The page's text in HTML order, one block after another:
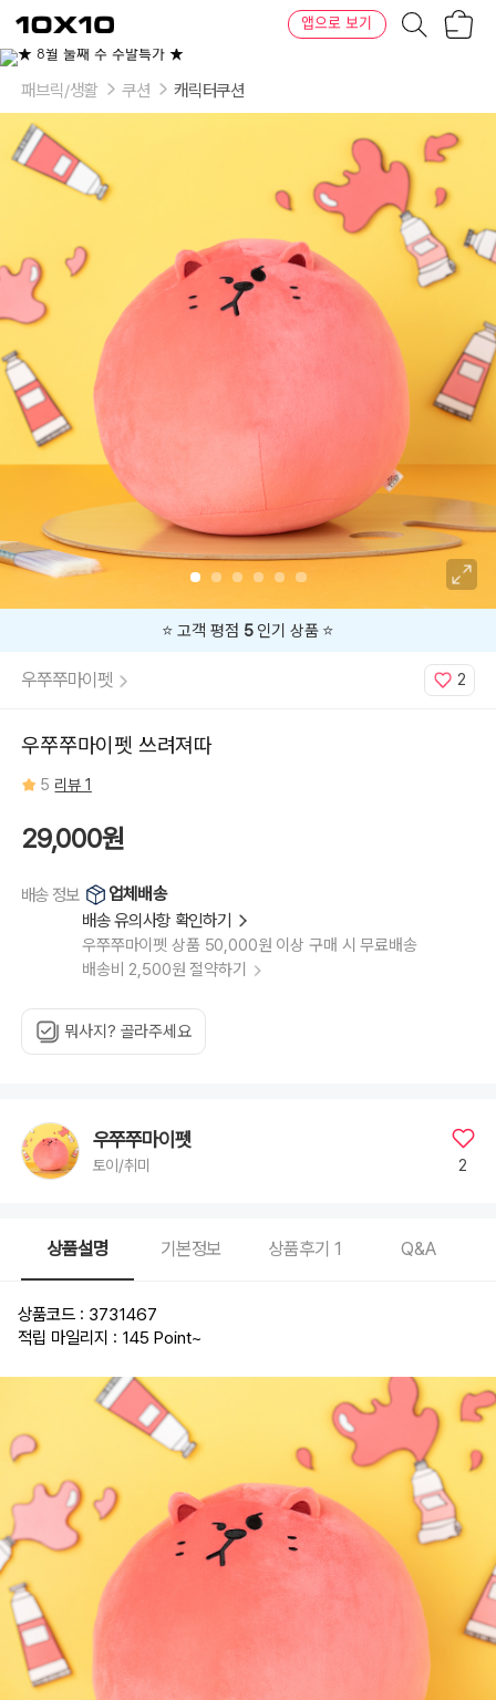
텐
바
텐
앱으로 보기
패브릭/생활 쿠션 캐릭터쿠션
⭐️ 고객 평점 5인기 상품 ⭐️
우쭈쭈마이펫 2
우쭈쭈마이펫 쓰려져따
5 리뷰 1
29,000원
배송 정보
업체배송
배송 유의사항 확인하기
우쭈쭈마이펫 상품 50,000원 이상 구매 시 무료배송
배송비 2,500원 절약하기
뭐사지? 골라주세요
우쭈쭈마이펫
토이/취미 2
상품설명 기본정보 상품후기 1 Q&A
상품코드 : 3731467
적립 마일리지 : 145 Point~